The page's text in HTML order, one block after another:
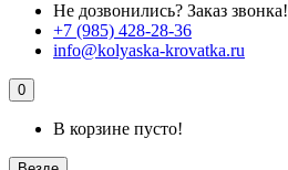
Не дозвонились? Заказ звонка!
+7 (985) 428-28-36
info@kolyaska-krovatka.ru
0
В корзине пусто!